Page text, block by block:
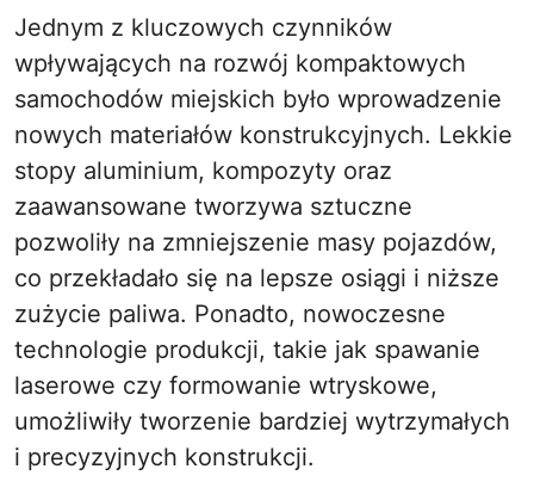
Jednym z kluczowych czynników
wpływających na rozwój kompaktowych
samochodów miejskich było wprowadzenie
nowych materiałów konstrukcyjnych. Lekkie
stopy aluminium, kompozyty oraz
zaawansowane tworzywa sztuczne
pozwoliły na zmniejszenie masy pojazdów,
co przekładało się na lepsze osiągi i niższe
zużycie paliwa. Ponadto, nowoczesne
technologie produkcji, takie jak spawanie
laserowe czy formowanie wtryskowe,
umożliwiły tworzenie bardziej wytrzymałych
i precyzyjnych konstrukcji.